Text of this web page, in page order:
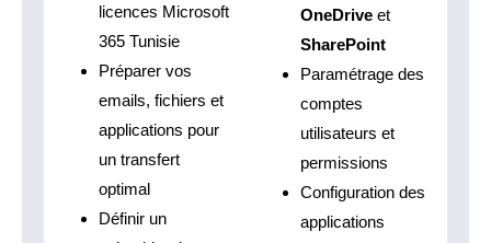
licences Microsoft
365 Tunisie
Préparer vos
emails, fichiers et
applications pour
un transfert
optimal
Définir un
OneDrive et
SharePoint
Paramétrage des
comptes
utilisateurs et
permissions
Configuration des
applications